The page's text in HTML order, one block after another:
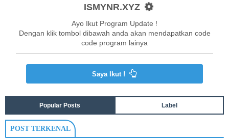
ISMYNR.XYZ
Ayo Ikut Program Update !
Dengan klik tombol dibawah anda akan mendapatkan code
code program lainya
Saya Ikut !
Popular Posts Label
POST TERKENAL